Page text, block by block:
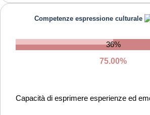
Competenze espressione culturale
36%
75.00%
Capacità di esprimere esperienze ed